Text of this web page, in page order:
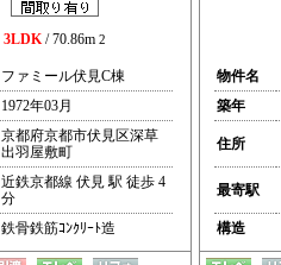
3LDK/ 70.86m 2
ファミール伏見C棟
1972年03月
京都府京都市伏見区深草
出羽屋敷町
近鉄京都線 伏見 駅 徒歩 4
分
鉄骨鉄筋ｺﾝｸﾘｰﾄ造
物件名
築年
住所
最寄駅
構造